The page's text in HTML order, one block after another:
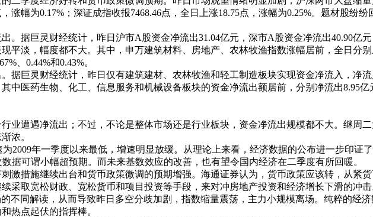
幅为0.17%；深证成指收报7468.46点，全日上涨18.75点，涨幅为0.25%。题材股纷纷
据巨灵财经统计，昨日沪市A股资金净流出31.04亿元，深市A股资金净流出40.90亿元
淡，幅度都不大。其中，申万建筑材料、房地产、农林牧渔指数涨幅居前，全日分别
、0.44%和0.43%。
巨灵财经统计，昨日仅有建筑建材、农林牧渔和轻工制造板块实现资金净流入，净流
中医药生物、化工、信息服务和机械设备板块的资金净流出额居前，分别净流出8.95亿
遭遇净流出；不过，不论是整体市场还是行业板块，资金净流出规模都不大。继周
浓。
年一季度以来最低，增速明显放缓。从理论上来看，经济数据的公布进一步印证
据可谓小幅超预期。而未来基数效应的改善，也有望令国内经济在二季度有所回暖。
措施继续出台和货币政策微调的预期增强。海通证券认为，货币政策应该转，从紧
采取宽松财政、宽松货币和项目投资等手段，来对冲房地产投资和经济增长下滑的冲击
同解读，从而导致昨日多空分歧加剧，指数缩量震荡，主力小规模离场。纯粹的经
热点起伏的指挥棒。